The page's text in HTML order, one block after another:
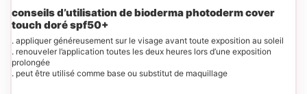
conseils d’utilisation de bioderma photoderm cover
touch doré spf50+
. appliquer généreusement sur le visage avant toute exposition au soleil
. renouveler l’application toutes les deux heures lors d’une exposition
prolongée
. peut être utilisé comme base ou substitut de maquillage